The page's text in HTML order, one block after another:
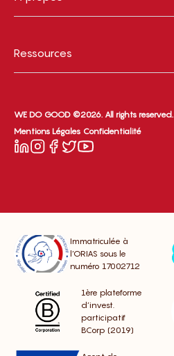
Ressources
WE DO GOOD ©2026. All rights reserved.
Mentions Légales Confidentialité
Immatriculée à
l’ORIAS sous le
numéro 17002712
1ère plateforme
d’invest.
participatif
BCorp (2019)